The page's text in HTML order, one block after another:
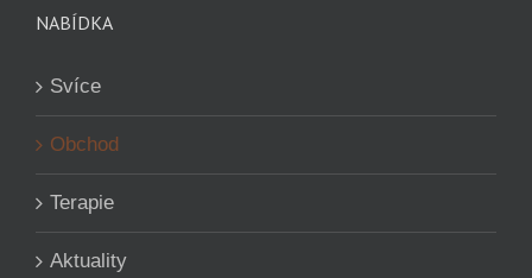
NABÍDKA
Svíce
Obchod
Terapie
Aktuality